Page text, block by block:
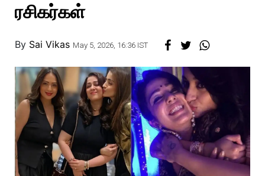
ரசிகர்கள்
By Sai Vikas May 5, 2026, 16:36 IST